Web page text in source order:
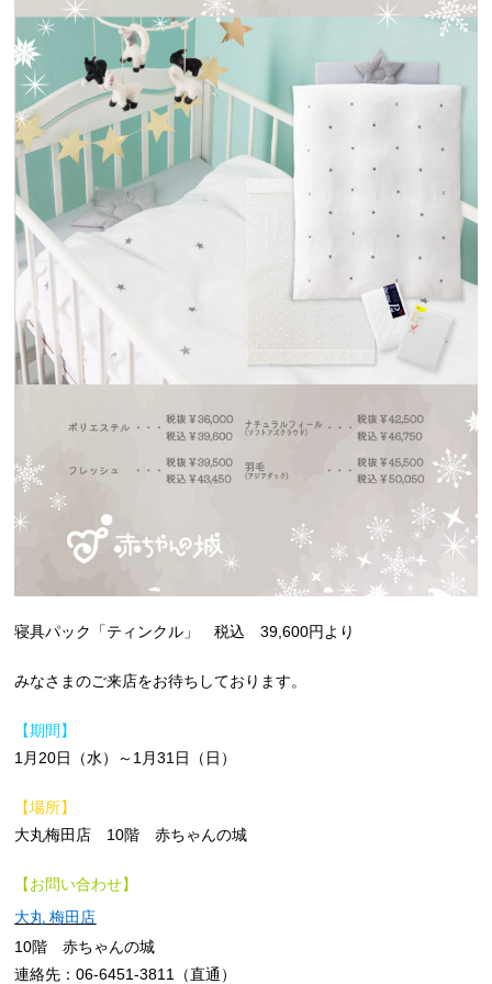
寝具パック「ティンクル」 税込 39,600円より
みなさまのご来店をお待ちしております。
【期間】
1月20日（水）～1月31日（日）
【場所】
大丸梅田店 10階 赤ちゃんの城
【お問い合わせ】
大丸 梅田店
10階 赤ちゃんの城
連絡先：06-6451-3811（直通）